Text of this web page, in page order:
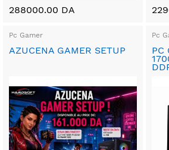
288000.00 DA
Pc Gamer
AZUCENA GAMER SETUP
Pc
PC